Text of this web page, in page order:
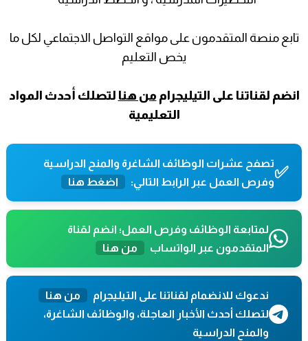
تابع منصة المتقدمون على مواقع التواصل الاجتماعي لكل ما
يخص التعليم
انضم لقناتنا على التيليجرام من هنا لتصلك أحدث المواد
التعليمية
✅تصفح عشرات الوظائف الشاغرة والمنح الدراسية
وفرص العمل عبر الرابط التالي:
اضغط هنا
لمتابعة الوظائف وفرص العمل؛ انضم لقناة
المتقدمون عبر الواتساب
من هنا
ندعوك للانضمام لقناتنا على التيليجرام
من هنا
لتصلك أحدث الأخبار العاجلة، والوظائف الشاغرة،
والمنح الدراسية